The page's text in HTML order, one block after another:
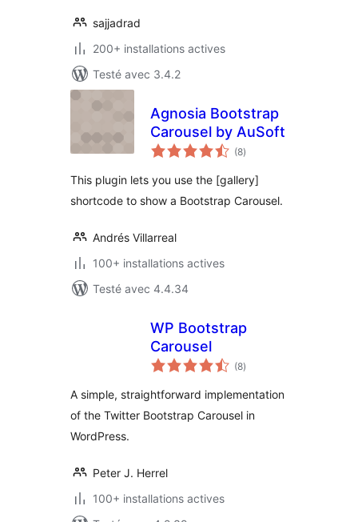
sajjadrad
200+ installations actives
Testé avec 3.4.2
Agnosia Bootstrap
Carousel by AuSoft
(8notes
en
)
This plugin lets you use the [gallery]
shortcode to show a Bootstrap Carousel.
Andrés Villarreal
100+ installations actives
Testé avec 4.4.34
WP Bootstrap
Carousel
(8notes
en
)
A simple, straightforward implementation
of the Twitter Bootstrap Carousel in
WordPress.
Peter J. Herrel
100+ installations actives